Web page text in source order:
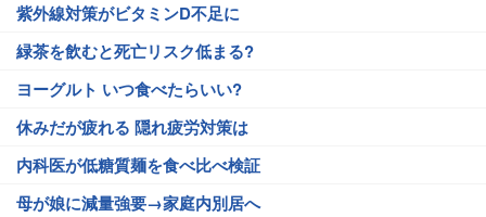
紫外線対策がビタミンD不足に
緑茶を飲むと死亡リスク低まる?
ヨーグルト いつ食べたらいい?
休みだが疲れる 隠れ疲労対策は
内科医が低糖質麺を食べ比べ検証
母が娘に減量強要→家庭内別居へ